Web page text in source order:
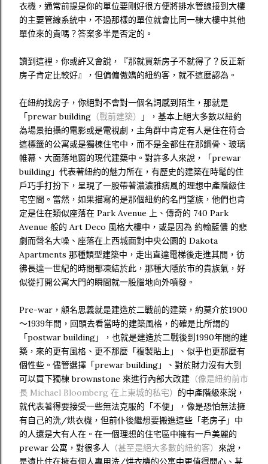
衣機，通常前提是你的單位要剛好很方便將排水管線接到大樓
的主要管線系統中，不過那樣的單位就會比同一棟大樓中其他
單位來的貴嗎？答案多半是否定的。
讀到這裡，你或許又會說，『那就買新房子不就得了？反正新
房子肯定比較好』，但偏偏傲嬌的紐約客，就不這麼認為。
在紐約找房子，你絕對不會對一個名詞感到陌生，那就是
「prewar building （戰前建築）
」，基本上絕大多數以紐約
為場景拍攝的電影或是電視劇，主角群中肯定有人是住在符合
這標籤的公寓或是獨棟住宅中，而不是全都住在那鋼骨、玻璃
帷幕、大面落地窗的現代建築中。對許多人來說，「prewar
building」代表著紐約的魅力所在，有歷史的建築在時髦的住
戶巧手打扮下，呈現了一股帶著濃濃雅痞風的理想中產階級住
宅空間。當然，如果描寫的是那個紐約的名門望族，他們也肯
定是住在類似座落在 Park Avenue 上、傳奇的 740 Park
Avenue 般的 Art Deco 風格大樓中，或是因為 約翰藍儂 的悲
劇而聲名大噪、座落在上西城面對中央公園的 Dakota
Apartments 那種類型建築中，走出直達電梯後走進其間，彷
彿長達一世紀的時間都凍結於此，那種大隱於市的貴族氣，好
似從打開公寓大門的瞬間就一股腦地向外噴發。
Pre-war，顧名思義就是建造於二戰前的建築，約莫介於1900
～1939年間，回頭去看當時的建築風格，的確是比所謂的
「postwar building」，也就是建造於二戰後到1990年間的建
築，來的更有風格、更不那麼「複製貼上」、似乎也更那麼有
個性些。儘管選擇「prewar building」、對於財力沒有大到
可以買下獨棟 brownstone 來進行內部大改建 （像是紐約前市
長 Michael Bloomberg 在上東城的私宅） 的中產階級來說，
就代表著得要接受一些無法克服的「不便」，像是恐怕無法擁
有自己的洗/烘衣機，但前仆後繼想要搬進這些「老房子」中
的人還是大有人在。在一個理想的住宅區中擁有一戶美麗的
prewar 公寓，對很多人 （甚至是絕大多數的紐約客） 來說，
是遠比住在擁有個人專用洗/烘衣機的公寓中更值得開心、甚